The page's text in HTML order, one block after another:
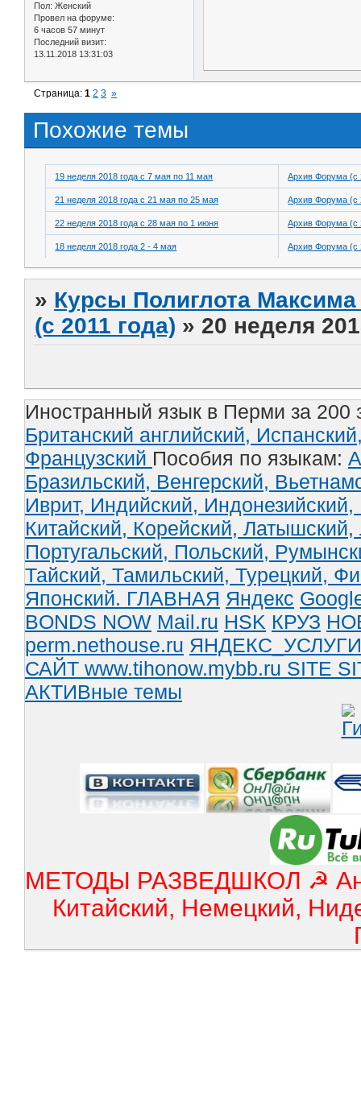
Пол: Женский
Провел на форуме:
6 часов 57 минут
Последний визит:
13.11.2018 13:31:03
Страница:1 2 3 »
Похожие темы
19 неделя 2018 года с 7 мая по 11 мая Архив Форума (с
21 неделя 2018 года с 21 мая по 25 мая Архив Форума (с
22 неделя 2018 года с 28 мая по 1 июня Архив Форума (с
18 неделя 2018 года 2 - 4 мая Архив Форума (с
» Курсы Полиглота
(с 2011 года) » 20 неделя
Иностранный язык в Перми за 200
Британский английский,
Французский Пособия по языкам:
Бразильский, Венгерский,
Иврит, Индийский, Индонезийский,
Китайский, Корейский, Латышский,
Португальский, Польский,
Тайский, Тамильский, Турецкий,
Японский. ГЛАВНАЯ Яндекс
BONDS NOW Mail.ru HSK КРУЗ
perm.nethouse.ru ЯНДЕКС_УСЛУГИ
САЙТ www.tihonow.mybb.ru SITE
АКТИВные темы
МЕТОДЫ РАЗВЕДШКОЛ ☭
Китайский, Немецкий,